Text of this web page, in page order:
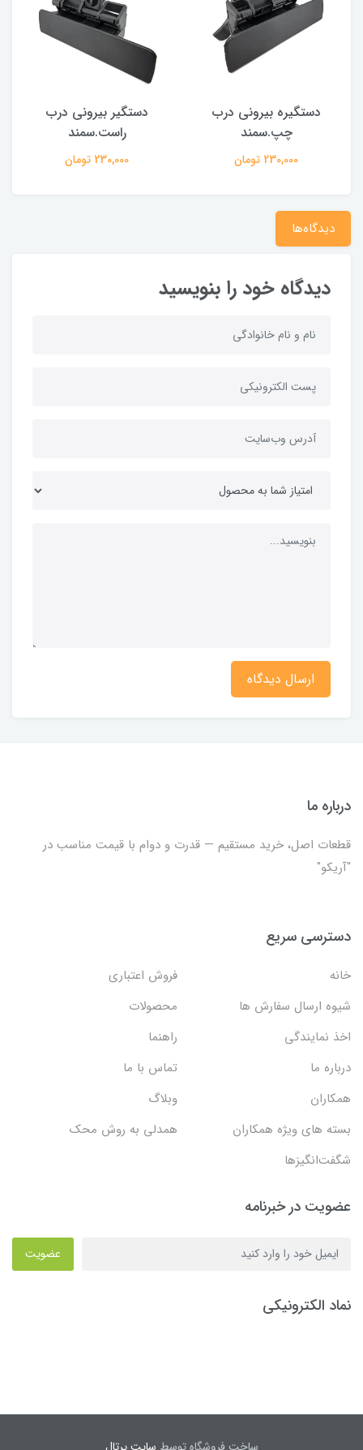
دستگیره بیرونی درب
چپ.سمند
230,000 تومان
دستگیر بیرونی درب
راست.سمند
230,000 تومان
دیدگاه‌ها
دیدگاه خود را بنویسید
ارسال دیدگاه
درباره ما
قطعات اصل، خرید مستقیم — قدرت و دوام با قیمت مناسب در
"آریکو"
دسترسی سریع
خانه
فروش اعتباری
شیوه ارسال سفارش ها
محصولات
اخذ نمایندگی
راهنما
درباره ما
تماس با ما
همکاران
وبلاگ
بسته های ویژه همکاران
همدلی به روش محک
شگفت‌انگیزها
عضویت در خبرنامه
عضویت
نماد الکترونیکی